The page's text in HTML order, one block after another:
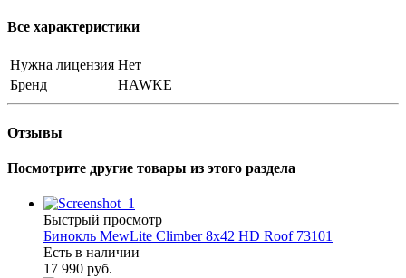
Все характеристики
Нужна лицензия Нет
Бренд
HAWKE
Отзывы
Посмотрите другие товары из этого раздела
Быстрый просмотр
Бинокль MewLite Climber 8x42 HD Roof 73101
Есть в наличии
17 990 руб.